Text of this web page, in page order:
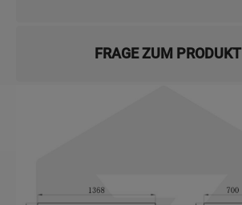
FRAGE ZUM PRODUKT